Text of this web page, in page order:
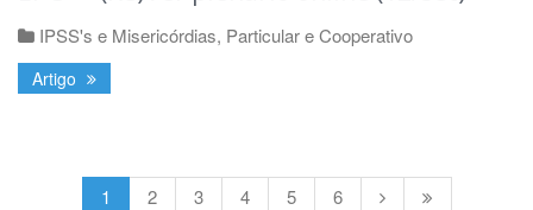
IPSS's e Misericórdias, Particular e Cooperativo
Artigo
1 2 3 4 5 6